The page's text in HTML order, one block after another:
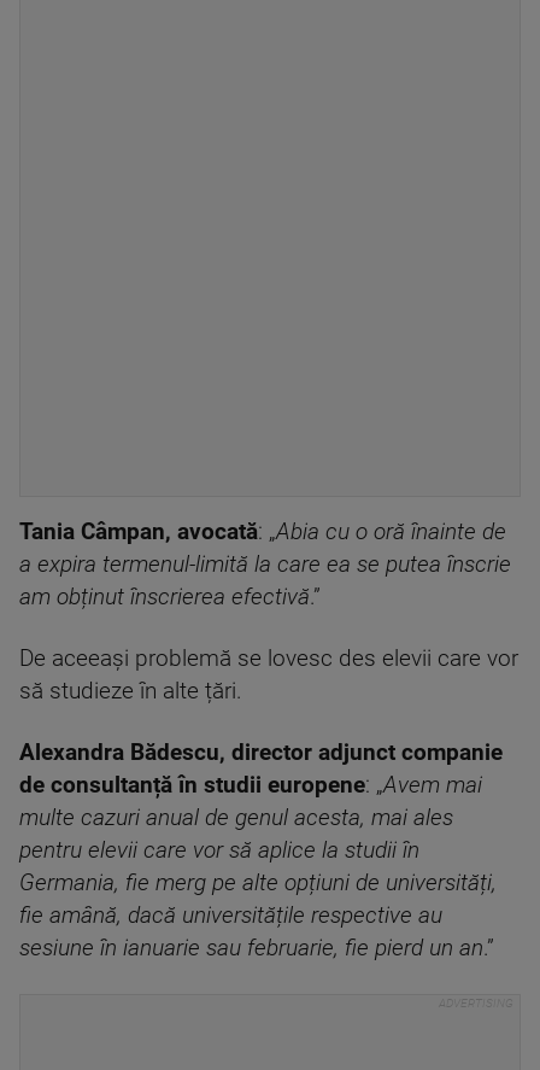
Tania Câmpan, avocată: „Abia cu o oră înainte de
a expira termenul-limită la care ea se putea înscrie
am obținut înscrierea efectivă.”
De aceeași problemă se lovesc des elevii care vor
să studieze în alte țări.
Alexandra Bădescu, director adjunct companie
de consultanță în studii europene: „Avem mai
multe cazuri anual de genul acesta, mai ales
pentru elevii care vor să aplice la studii în
Germania, fie merg pe alte opțiuni de universități,
fie amână, dacă universitățile respective au
sesiune în ianuarie sau februarie, fie pierd un an.”